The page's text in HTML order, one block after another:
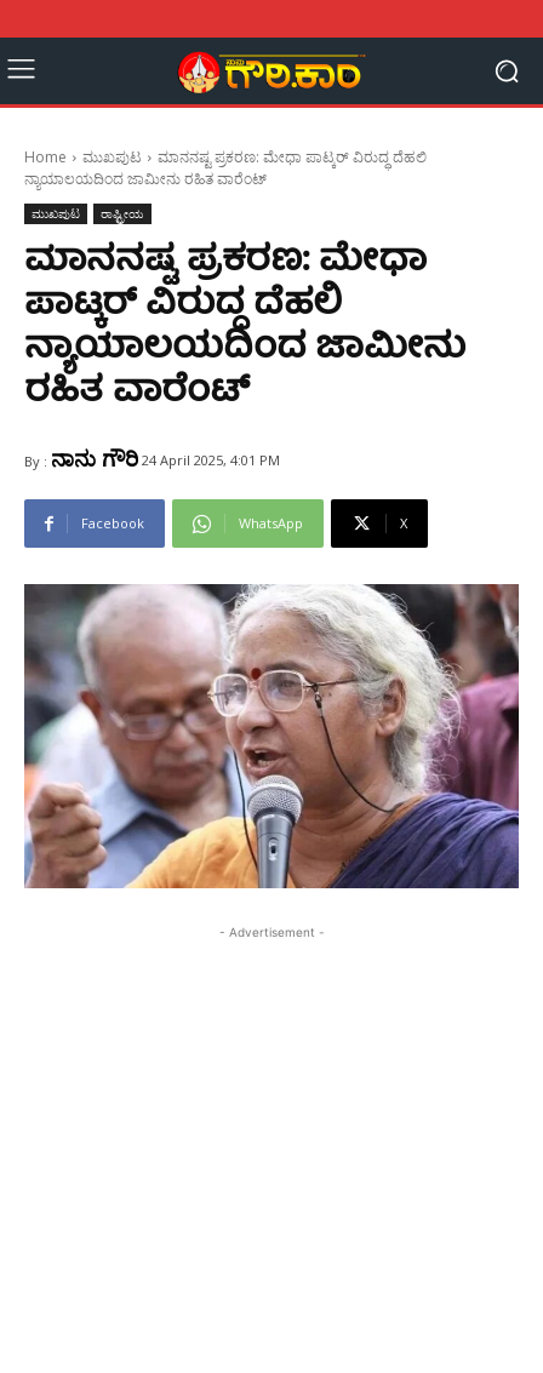
Home ಮುಖಪುಟ
ಮಾನನಷ್ಟ ಪ್ರಕರಣ: ಮೇಧಾ ಪಾಟ್ಕರ್ ವಿರುದ್ಧ ದೆಹಲಿ
ನ್ಯಾಯಾಲಯದಿಂದ ಜಾಮೀನು ರಹಿತ ವಾರೆಂಟ್
ಮುಖಪುಟ ರಾಷ್ಟ್ರೀಯ
ಮಾನನಷ್ಟ ಪ್ರಕರಣ: ಮೇಧಾ
ಪಾಟ್ಕರ್ ವಿರುದ್ಧ ದೆಹಲಿ
ನ್ಯಾಯಾಲಯದಿಂದ ಜಾಮೀನು
ರಹಿತ ವಾರೆಂಟ್
By : ನಾನು ಗೌರಿ 24 April 2025, 4:01 PM
Facebook WhatsApp X
- Advertisement -